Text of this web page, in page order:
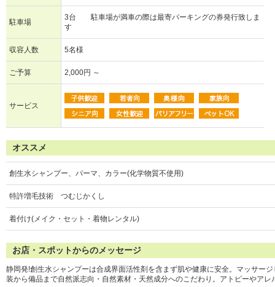
駐車場
3台 駐車場が満車の際は最寄パーキングの券発行致しま
す
収容人数 5名様
ご予算 2,000円 ～
サービス
オススメ
創生水シャンプー、パーマ、カラー(化学物質不使用)
特許増毛技術 つむじかくし
着付け(メイク・セット・着物レンタル)
お店・スポットからのメッセージ
静岡発!創生水シャンプーは合成界面活性剤を含まず肌や健康に安全。マッサー
装から備品まで自然派志向・自然素材・天然成分へのこだわり。アトピーやア